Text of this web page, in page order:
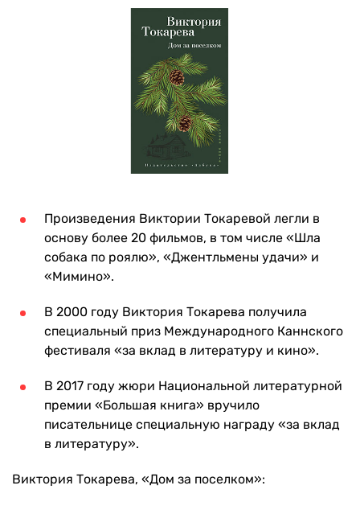
Произведения Виктории Токаревой легли в
основу более 20 фильмов, в том числе «Шла
собака по роялю», «Джентльмены удачи» и
«Мимино».
В 2000 году Виктория Токарева получила
специальный приз Международного Каннского
фестиваля «за вклад в литературу и кино».
В 2017 году жюри Национальной литературной
премии «Большая книга» вручило
писательнице специальную награду «за вклад
в литературу».
Виктория Токарева, «Дом за поселком»: